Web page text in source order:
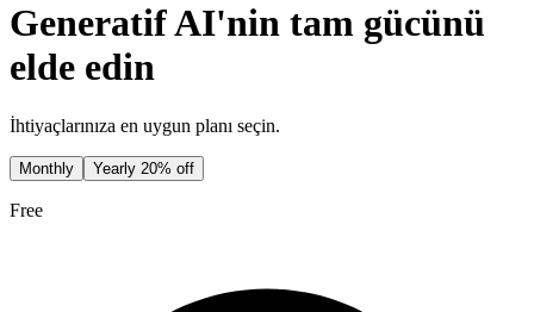
Generatif AI'nin tam gücünü
elde edin
İhtiyaçlarınıza en uygun planı seçin.
Monthly Yearly 20% off
Free